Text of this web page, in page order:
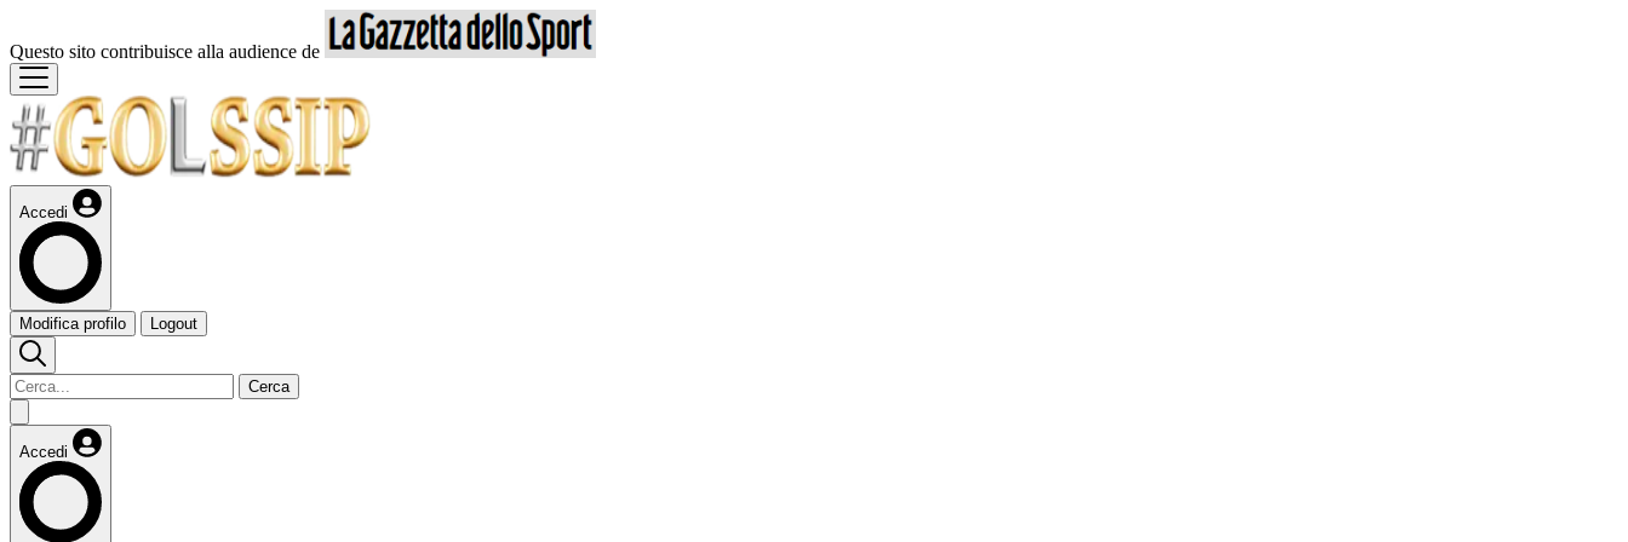
Questo sito contribuisce alla audience de
Accedi
Modifica profilo Logout
Cerca
Accedi